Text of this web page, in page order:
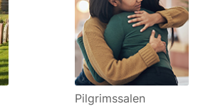
Pilgrimssalen